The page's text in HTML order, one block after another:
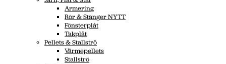
Armering
Rör & Stänger NYTT
Fönsterplåt
Takplåt
Pellets & Stallströ
Värmepellets
Stallströ